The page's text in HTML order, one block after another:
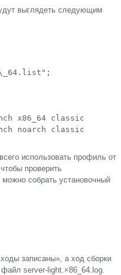
выглядеть следующим
x86_64 classic
noarch classic
использовать профиль от
проверить
собрать установочный
записаны», а ход сборки
server-light.×86_64.log.